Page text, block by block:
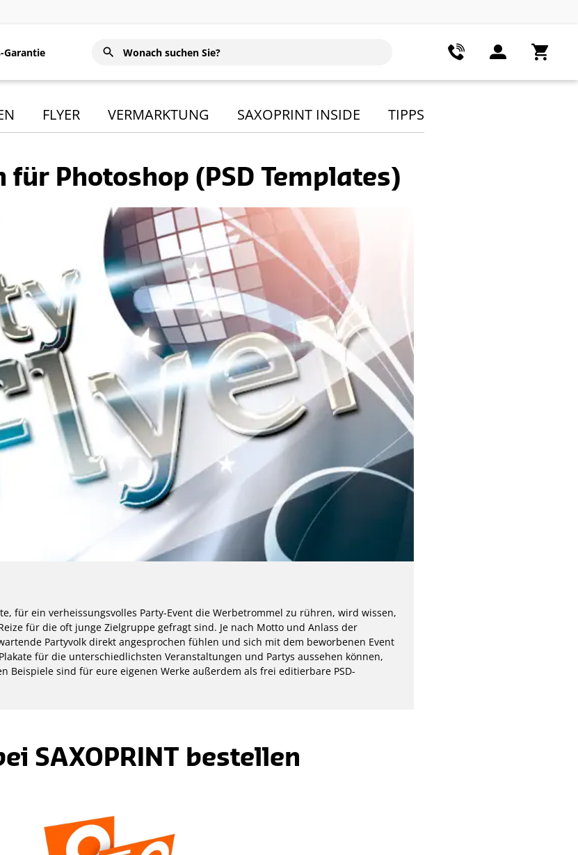
Garantie
FLYER VERMARKTUNG SAXOPRINT INSIDE TIPPS
für Photoshop (PSD Templates)
für ein verheissungsvolles Party-Event die Werbetrommel zu rühren, wird wissen,
für die oft junge Zielgruppe gefragt sind. Je nach Motto und Anlass der
Partyvolk direkt angesprochen fühlen und sich mit dem beworbenen Event
für die unterschiedlichsten Veranstaltungen und Partys aussehen können,
Beispiele sind für eure eigenen Werke außerdem als frei editierbare PSD-
SAXOPRINT bestellen